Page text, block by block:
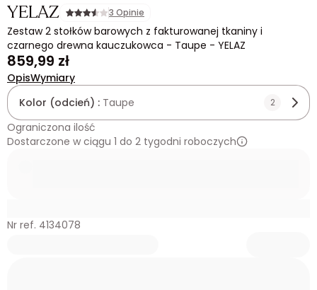
YELAZ 3 Opinie
Zestaw 2 stołków barowych z fakturowanej tkaniny i
czarnego drewna kauczukowca - Taupe - YELAZ
859,99 zł
OpisWymiary
Kolor (odcień) : Taupe 2
Ograniczona ilość
Dostarczone w ciągu 1 do 2 tygodni roboczych
Nr ref. 4134078